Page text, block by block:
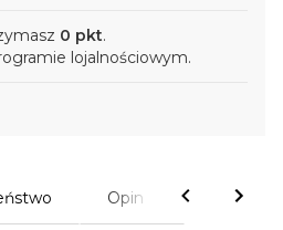
0 pkt.
lojalnościowym.
Opinie